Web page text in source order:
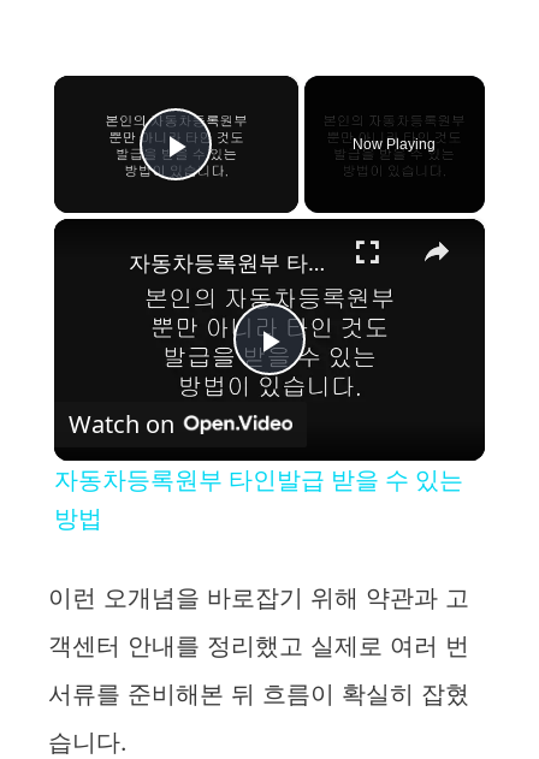
×
Play Video
Now Playing
×
P
y
V
자동차등록원부 타인발급 받을 수 있는 방법
Watch on
자동차등록원부 타인발급 받을 수 있는
방법
이런 오개념을 바로잡기 위해 약관과 고
객센터 안내를 정리했고 실제로 여러 번
서류를 준비해본 뒤 흐름이 확실히 잡혔
습니다.